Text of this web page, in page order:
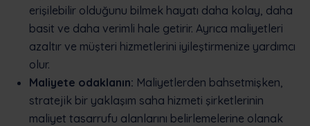
erişilebilir olduğunu bilmek hayatı daha kolay, daha
basit ve daha verimli hale getirir. Ayrıca maliyetleri
azaltır ve müşteri hizmetlerini iyileştirmenize yardımcı
olur.
Maliyete odaklanın: Maliyetlerden bahsetmişken,
stratejik bir yaklaşım saha hizmeti şirketlerinin
maliyet tasarrufu alanlarını belirlemelerine olanak